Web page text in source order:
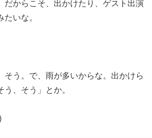
だからこそ、出かけたり、ゲスト出演
たいな。
そう。で、雨が多いからな。出かけら
、そう」とか。